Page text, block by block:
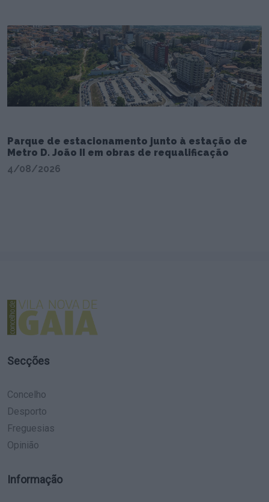
Parque de estacionamento junto à estação de
Metro D. João II em obras de requalificação
4/08/2026
Secções
Concelho
Desporto
Freguesias
Opinião
Informação